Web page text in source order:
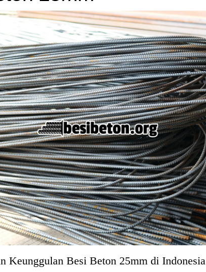
Keunggulan Besi Beton 25mm di Indonesia